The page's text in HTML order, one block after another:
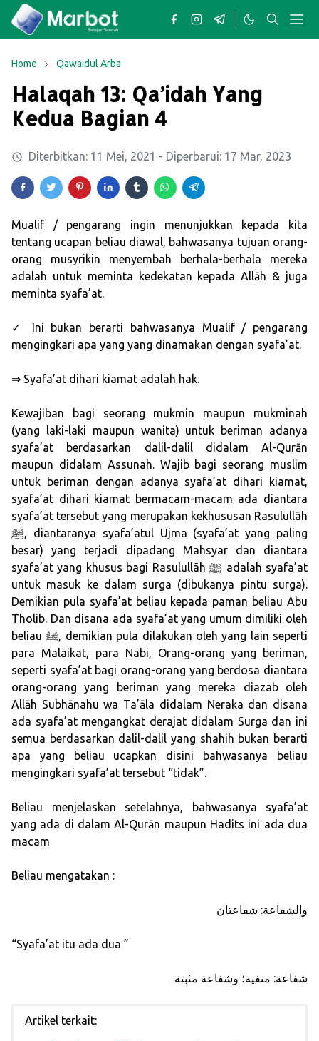
Home Qawaidul Arba
Halaqah 13: Qa’idah Yang
Kedua Bagian 4
Diterbitkan: 11 Mei, 2021 - Diperbarui: 17 Mar, 2023
Mualif / pengarang ingin menunjukkan kepada kita
tentang ucapan beliau diawal, bahwasanya tujuan orang-
orang musyrikin menyembah berhala-berhala mereka
adalah untuk meminta kedekatan kepada Allāh & juga
meminta syafa’at.
✓ Ini bukan berarti bahwasanya Mualif / pengarang
mengingkari apa yang yang dinamakan dengan syafa’at.
⇒ Syafa’at dihari kiamat adalah hak.
Kewajiban bagi seorang mukmin maupun mukminah
(yang laki-laki maupun wanita) untuk beriman adanya
syafa’at berdasarkan dalil-dalil didalam Al-Qurān
maupun didalam Assunah. Wajib bagi seorang muslim
untuk beriman dengan adanya syafa’at dihari kiamat,
syafa’at dihari kiamat bermacam-macam ada diantara
syafa’at tersebut yang merupakan kekhususan Rasulullãh
ﷺ, diantaranya syafa’atul Ujma (syafa’at yang paling
besar) yang terjadi dipadang Mahsyar dan diantara
syafa’at yang khusus bagi Rasulullãh ﷺ adalah syafa’at
untuk masuk ke dalam surga (dibukanya pintu surga).
Demikian pula syafa’at beliau kepada paman beliau Abu
Tholib. Dan disana ada syafa’at yang umum dimiliki oleh
beliau ﷺ, demikian pula dilakukan oleh yang lain seperti
para Malaikat, para Nabi, Orang-orang yang beriman,
seperti syafa’at bagi orang-orang yang berdosa diantara
orang-orang yang beriman yang mereka diazab oleh
Allāh Subhānahu wa Ta’āla didalam Neraka dan disana
ada syafa’at mengangkat derajat didalam Surga dan ini
semua berdasarkan dalil-dalil yang shahih bukan berarti
apa yang beliau ucapkan disini bahwasanya beliau
mengingkari syafa’at tersebut “tidak”.
Beliau menjelaskan setelahnya, bahwasanya syafa’at
yang ada di dalam Al-Qurān maupun Hadits ini ada dua
macam
Beliau mengatakan :
والشفاعة: شفاعتان
“Syafa’at itu ada dua ”
شفاعة: منفية؛ وشفاعة مثبتة
Artikel terkait: